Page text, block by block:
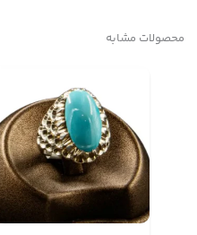
محصولات مشابه